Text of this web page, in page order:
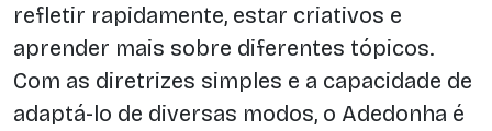
refletir rapidamente, estar criativos e
aprender mais sobre diferentes tópicos.
Com as diretrizes simples e a capacidade de
adaptá-lo de diversas modos, o Adedonha é